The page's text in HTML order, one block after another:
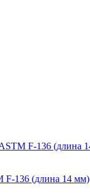
F-136 (длина 14 мм)